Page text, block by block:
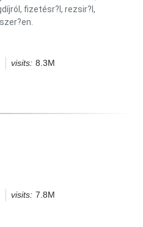
fizetésr?l, rezsir?l,
visits: 8.3M
visits: 7.8M